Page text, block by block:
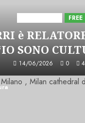
FREE
è
SONO
14/06/2026 0